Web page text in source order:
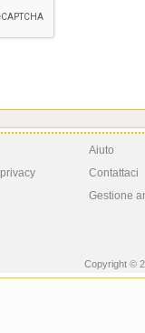
Aiuto
Contattaci
Gestione
Copyright ©